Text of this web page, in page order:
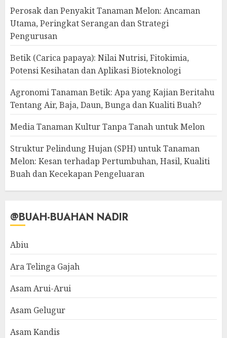
Perosak dan Penyakit Tanaman Melon: Ancaman
Utama, Peringkat Serangan dan Strategi
Pengurusan
Betik (Carica papaya): Nilai Nutrisi, Fitokimia,
Potensi Kesihatan dan Aplikasi Bioteknologi
Agronomi Tanaman Betik: Apa yang Kajian Beritahu
Tentang Air, Baja, Daun, Bunga dan Kualiti Buah?
Media Tanaman Kultur Tanpa Tanah untuk Melon
Struktur Pelindung Hujan (SPH) untuk Tanaman
Melon: Kesan terhadap Pertumbuhan, Hasil, Kualiti
Buah dan Kecekapan Pengeluaran
@BUAH-BUAHAN NADIR
Abiu
Ara Telinga Gajah
Asam Arui-Arui
Asam Gelugur
Asam Kandis